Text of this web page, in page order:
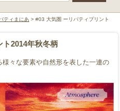
ティまにあ > #03 大気圏 ーリバティプリント
ト2014年秋冬柄
々な要素や自然形を表した一連の